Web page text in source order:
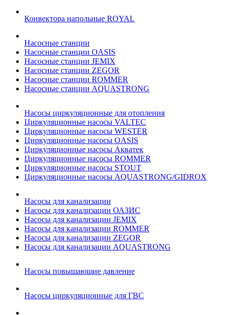
Конвектора напольные ROYAL
Насосные станции
Насосные станции OASIS
Насосные станции JEMIX
Насосные станции ZEGOR
Насосные станции ROMMER
Насосные станции AQUASTRONG
Насосы циркуляционные для отопления
Циркуляционные насосы VALTEC
Циркуляционные насосы WESTER
Циркуляционные насосы OASIS
Циркуляционные насосы Акватек
Циркуляционные насосы ROMMER
Циркуляционные насосы STOUT
Циркуляционные насосы AQUASTRONG/GIDROX
Насосы для канализации
Насосы для канализации ОАЗИС
Насосы для канализации JEMIX
Насосы для канализации ROMMER
Насосы для канализации ZEGOR
Насосы для канализации AQUASTRONG
Насосы повышающие давление
Насосы циркуляционные для ГВС